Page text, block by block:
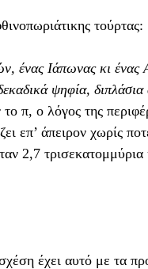
τούρτας:
ένας Ιάπωνας κι ένας
ψηφία,
π, ο λόγος της
επ’ άπειρον χωρίς
2,7
έχει αυτό με τα